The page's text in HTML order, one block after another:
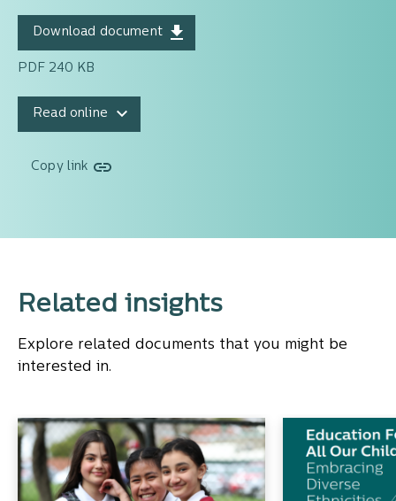
Download document
PDF 240 KB
Read online
Copy link
Related insights
Explore related documents that you might be
interested in.